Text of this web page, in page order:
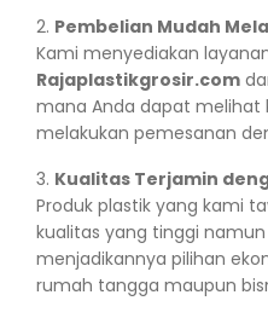
Pembelian Mudah
Kami menyediakan
Rajaplastikgrosir.com
mana Anda dapat melihat
melakukan pemesanan
Kualitas Terjamin
Produk plastik yang kami
kualitas yang tinggi
menjadikannya pilihan
rumah tangga maupun